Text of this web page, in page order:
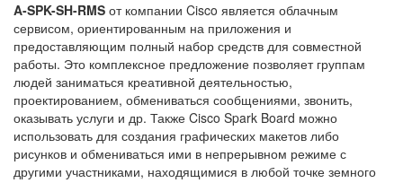
A-SPK-SH-RMS от компании Cisco является облачным
сервисом, ориентированным на приложения и
предоставляющим полный набор средств для совместной
работы. Это комплексное предложение позволяет группам
людей заниматься креативной деятельностью,
проектированием, обмениваться сообщениями, звонить,
оказывать услуги и др. Также Cisco Spark Board можно
использовать для создания графических макетов либо
рисунков и обмениваться ими в непрерывном режиме с
другими участниками, находящимися в любой точке земного